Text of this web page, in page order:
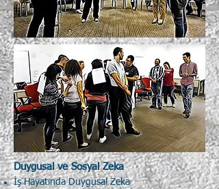
Duygusal ve Sosyal Zeka
İş Hayatında Duygusal Zeka